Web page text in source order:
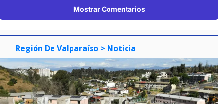
Mostrar Comentarios
Región De Valparaíso > Noticia